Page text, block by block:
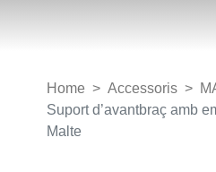
Home Accessoris
Suport d’avantbraç amb
Malte